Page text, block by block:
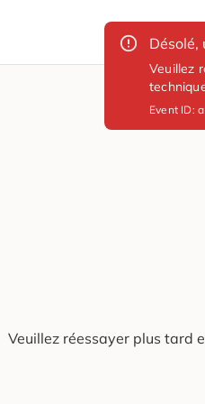
Désolé,
Veuillez
Event ID:
Veuillez réessayer plus tard